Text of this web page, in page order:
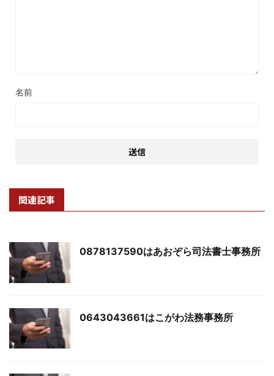
名前
関連記事
0878137590はあおぞら司法書士事務所
0643043661はこがわ法務事務所